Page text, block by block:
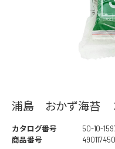
浦島 おかず海苔
カタログ番号
50-10-
商品番号